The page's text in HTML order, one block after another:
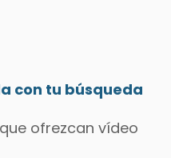
con tu búsqueda
ofrezcan vídeo